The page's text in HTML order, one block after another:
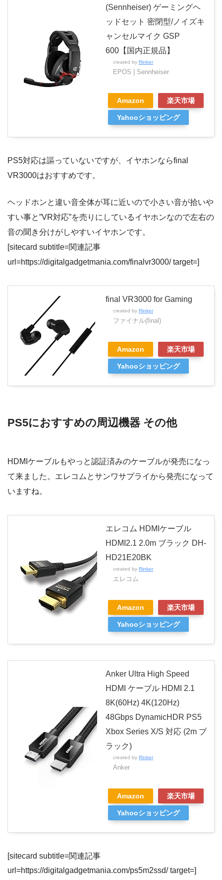
(Sennheiser) ゲーミングヘ
ッドセット 密閉型/ノイズキ
ャンセルマイク GSP
600【国内正規品】
created by Rinker
EPOS | Sennheiser
Amazon 楽天市場
Yahooショッピング
PS5対応は謳っていないですが、イヤホンならfinal
VR3000はおすすめです。
ヘッドホンと違い音全体が耳に近いので小さい音が拾いや
すい事と”VR対応”を売りにしているイヤホンなので左右の
音の聞き分けがしやすいイヤホンです。
[sitecard subtitle=関連記事
url=https://digitalgadgetmania.com/finalvr3000/ target=]
final VR3000 for Gaming
created by Rinker
ファイナル(final)
Amazon 楽天市場
Yahooショッピング
PS5におすすめの周辺機器 その他
HDMIケーブルもやっと認証済みのケーブルが発売になっ
て来ました。エレコムとサンワサプライから発売になって
いますね。
エレコム HDMIケーブル
HDMI2.1 2.0m ブラック DH-
HD21E20BK
created by Rinker
エレコム
Amazon 楽天市場
Yahooショッピング
Anker Ultra High Speed
HDMI ケーブル HDMI 2.1
8K(60Hz) 4K(120Hz)
48Gbps DynamicHDR PS5
Xbox Series X/S 対応 (2m ブ
ラック)
created by Rinker
Anker
Amazon 楽天市場
Yahooショッピング
[sitecard subtitle=関連記事
url=https://digitalgadgetmania.com/ps5m2ssd/ target=]